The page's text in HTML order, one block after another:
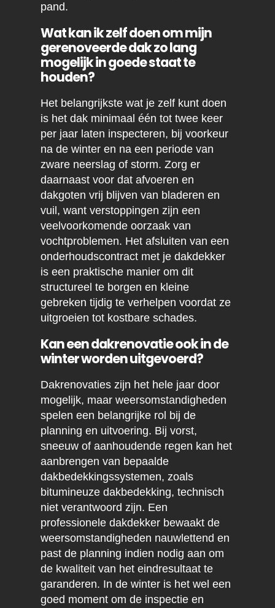
pand.
Wat kan ik zelf doen om mijn
gerenoveerde dak zo lang
mogelijk in goede staat te
houden?
Het belangrijkste wat je zelf kunt doen
is het dak minimaal één tot twee keer
per jaar laten inspecteren, bij voorkeur
na de winter en na een periode van
zware neerslag of storm. Zorg er
daarnaast voor dat afvoeren en
dakgoten vrij blijven van bladeren en
vuil, want verstoppingen zijn een
veelvoorkomende oorzaak van
vochtproblemen. Het afsluiten van een
onderhoudscontract met je dakdekker
is een praktische manier om dit
structureel te borgen en kleine
gebreken tijdig te verhelpen voordat ze
uitgroeien tot kostbare schades.
Kan een dakrenovatie ook in de
winter worden uitgevoerd?
Dakrenovaties zijn het hele jaar door
mogelijk, maar weersomstandigheden
spelen een belangrijke rol bij de
planning en uitvoering. Bij vorst,
sneeuw of aanhoudende regen kan het
aanbrengen van bepaalde
dakbedekkingssystemen, zoals
bitumineuze dakbedekking, technisch
niet verantwoord zijn. Een
professionele dakdekker bewaakt de
weersomstandigheden nauwlettend en
past de planning indien nodig aan om
de kwaliteit van het eindresultaat te
garanderen. In de winter is het wel een
goed moment om de inspectie en